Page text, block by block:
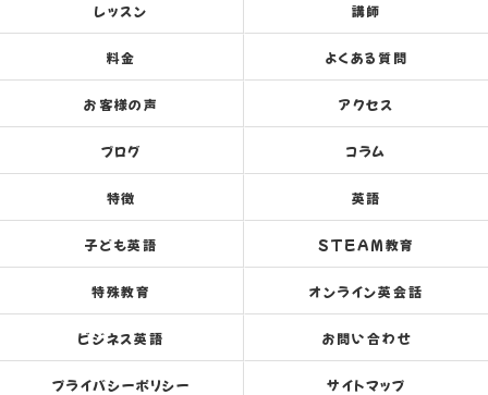
レッスン 講師
料金 よくある質問
お客様の声 アクセス
ブログ コラム
特徴 英語
子ども英語 STEAM教育
特殊教育 オンライン英会話
ビジネス英語 お問い合わせ
プライバシーポリシー サイトマップ